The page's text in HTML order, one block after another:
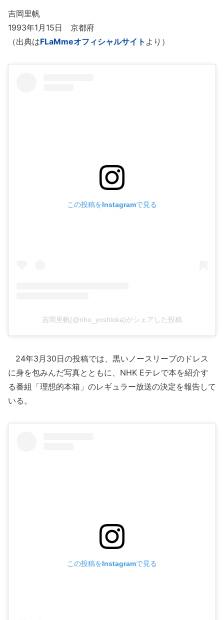
吉岡里帆
1993年1月15日 京都府
（出典はFLaMmeオフィシャルサイト より）
この投稿をInstagramで見る
吉岡里帆(@riho_yoshioka)がシェアした投稿
24年3月30日の投稿では、黒いノースリーブのドレス
に身を包みんだ写真とともに、NHK Eテレで本を紹介す
る番組「理想的本箱」のレギュラー放送の決定を報告して
いる。
この投稿をInstagramで見る